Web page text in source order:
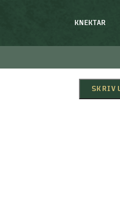
KNEKTAR
SKRIV